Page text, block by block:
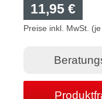
11,95 €
Preise inkl. MwSt.